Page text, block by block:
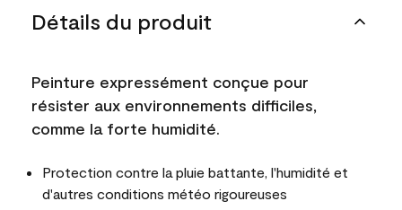
Détails du produit
Peinture expressément conçue pour
résister aux environnements difficiles,
comme la forte humidité.
Protection contre la pluie battante, l'humidité et
d'autres conditions météo rigoureuses